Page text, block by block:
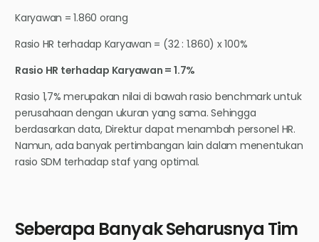
Karyawan = 1.860 orang
Rasio HR terhadap Karyawan = (32 : 1.860) x 100%
Rasio HR terhadap Karyawan = 1.7%
Rasio 1,7% merupakan nilai di bawah rasio benchmark untuk
perusahaan dengan ukuran yang sama. Sehingga
berdasarkan data, Direktur dapat menambah personel HR.
Namun, ada banyak pertimbangan lain dalam menentukan
rasio SDM terhadap staf yang optimal.
Seberapa Banyak Seharusnya Tim